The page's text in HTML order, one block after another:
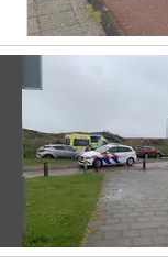
Vorige